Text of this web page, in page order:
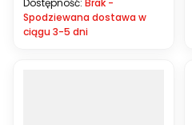
Spodziewana dostawa w
ciągu 3-5 dni